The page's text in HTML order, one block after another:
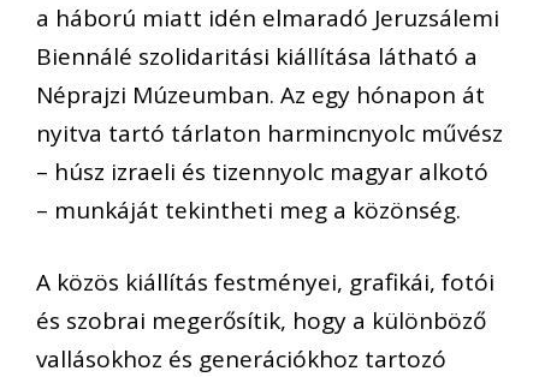
a háború miatt idén elmaradó Jeruzsálemi
Biennálé szolidaritási kiállítása látható a
Néprajzi Múzeumban. Az egy hónapon át
nyitva tartó tárlaton harmincnyolc művész
– húsz izraeli és tizennyolc magyar alkotó
– munkáját tekintheti meg a közönség.
A közös kiállítás festményei, grafikái, fotói
és szobrai megerősítik, hogy a különböző
vallásokhoz és generációkhoz tartozó